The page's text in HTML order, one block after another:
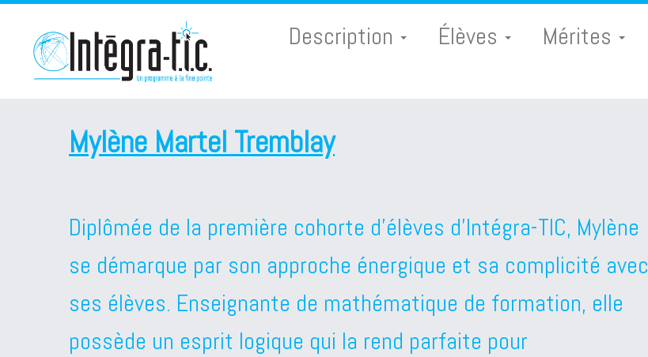
Description Élèves Mérites
Mylène Martel Tremblay
Diplômée de la première cohorte d’élèves d’Intégra-TIC, Mylène
se démarque par son approche énergique et sa complicité avec
ses élèves. Enseignante de mathématique de formation, elle
possède un esprit logique qui la rend parfaite pour